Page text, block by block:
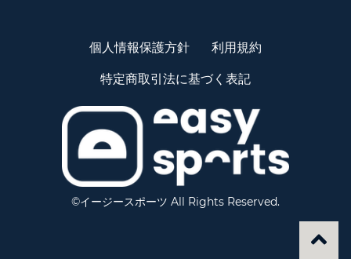
個人情報保護方針
利用規約
特定商取引法に基づく表記
©イージースポーツ All Rights Reserved.